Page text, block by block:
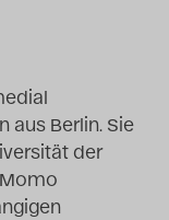
Blog
aus Berlin. Sie
der